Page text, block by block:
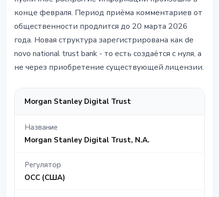
конце февраля. Период приёма комментариев от
общественности продлится до 20 марта 2026
года. Новая структура зарегистрирована как de
novo national trust bank - то есть создаётся с нуля, а
не через приобретение существующей лицензии.
Morgan Stanley Digital Trust
Название
Morgan Stanley Digital Trust, N.A.
Регулятор
OCC (США)